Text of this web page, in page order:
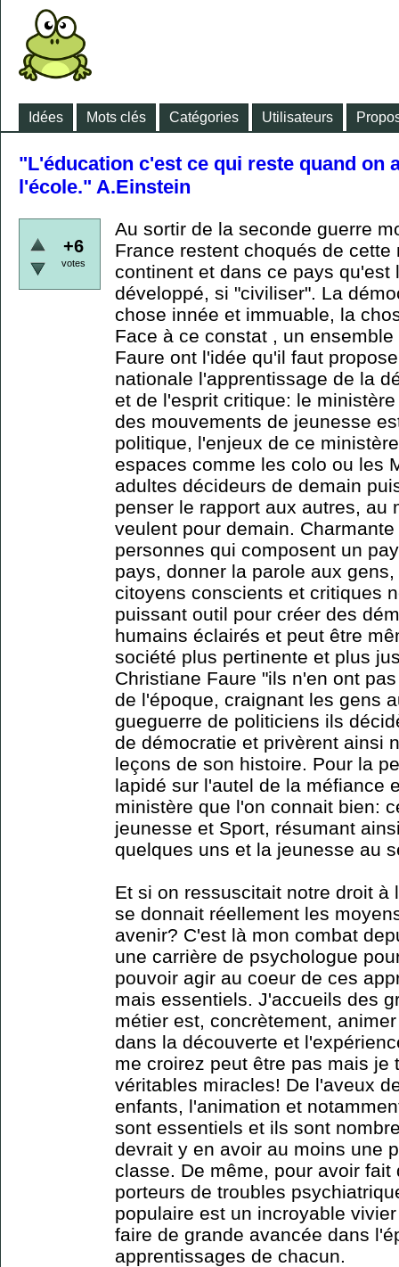
Idées Mots clés Catégories Utilisateurs
"L'éducation c'est ce qui reste quand on
l'école." A.Einstein
+6
votes
Au sortir de la seconde guerre
France restent choqués de
continent et dans ce pays qu'est
développé, si "civiliser". La
chose innée et immuable, la
Face à ce constat , un
Faure ont l'idée qu'il faut
nationale l'apprentissage de la
et de l'esprit critique: le
des mouvements de jeunesse
politique, l'enjeux de ce
espaces comme les colo ou les
adultes décideurs de demain
penser le rapport aux autres, au
veulent pour demain.
personnes qui composent un
pays, donner la parole aux
citoyens conscients et critiques
puissant outil pour créer des
humains éclairés et peut être
société plus pertinente et plus
Christiane Faure "ils n'en ont
de l'époque, craignant les gens
gueguerre de politiciens ils
de démocratie et privèrent ainsi
leçons de son histoire. Pour la
lapidé sur l'autel de la méfiance
ministère que l'on connait bien:
jeunesse et Sport, résumant
quelques uns et la jeunesse au
Et si on ressuscitait notre droit à
se donnait réellement les
avenir? C'est là mon combat
une carrière de psychologue
pouvoir agir au coeur de ces
mais essentiels. J'accueils des
métier est, concrètement,
dans la découverte et
me croirez peut être pas mais je
véritables miracles! De l'aveux
enfants, l'animation et
sont essentiels et ils sont
devrait y en avoir au moins une
classe. De même, pour avoir
porteurs de troubles
populaire est un incroyable
faire de grande avancée dans
apprentissages de chacun.